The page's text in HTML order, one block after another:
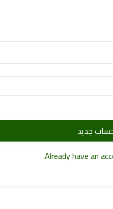
جديد
Already have an